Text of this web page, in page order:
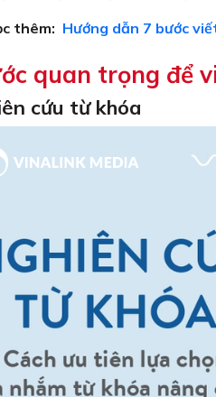
thêm: Hướng dẫn 7 bước
quan trọng để
cứu từ khóa